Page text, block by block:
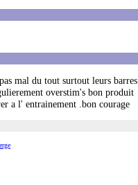
mal du tout surtout leurs barres
overstim's bon produit
a l' entrainement .bon courage